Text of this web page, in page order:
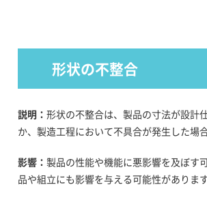
形状の不整合
説明： 形状の不整合は、製品の寸法が設計
か、製造工程において不具合が発生した場
影響： 製品の性能や機能に悪影響を及ぼす
品や組立にも影響を与える可能性があります